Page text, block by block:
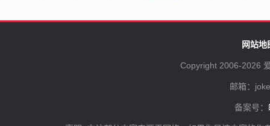
网站地
Copyright 2006-2026
邮箱：
备案号：